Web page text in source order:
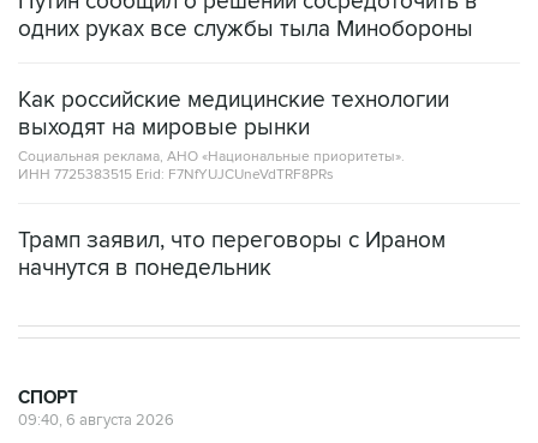
одних руках все службы тыла Минобороны
Как российские медицинские технологии
выходят на мировые рынки
Социальная реклама, АНО «Национальные приоритеты».
ИНН 7725383515 Erid: F7NfYUJCUneVdTRF8PRs
Трамп заявил, что переговоры с Ираном
начнутся в понедельник
СПОРТ
09:40, 6 августа 2026